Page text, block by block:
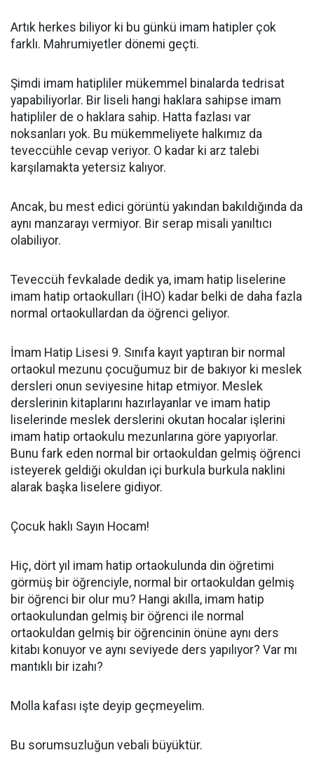
Artık herkes biliyor ki bu günkü imam hatipler çok
farklı. Mahrumiyetler dönemi geçti.
Şimdi imam hatipliler mükemmel binalarda tedrisat
yapabiliyorlar. Bir liseli hangi haklara sahipse imam
hatipliler de o haklara sahip. Hatta fazlası var
noksanları yok. Bu mükemmeliyete halkımız da
teveccühle cevap veriyor. O kadar ki arz talebi
karşılamakta yetersiz kalıyor.
Ancak, bu mest edici görüntü yakından bakıldığında da
aynı manzarayı vermiyor. Bir serap misali yanıltıcı
olabiliyor.
Teveccüh fevkalade dedik ya, imam hatip liselerine
imam hatip ortaokulları (İHO) kadar belki de daha fazla
normal ortaokullardan da öğrenci geliyor.
İmam Hatip Lisesi 9. Sınıfa kayıt yaptıran bir normal
ortaokul mezunu çocuğumuz bir de bakıyor ki meslek
dersleri onun seviyesine hitap etmiyor. Meslek
derslerinin kitaplarını hazırlayanlar ve imam hatip
liselerinde meslek derslerini okutan hocalar işlerini
imam hatip ortaokulu mezunlarına göre yapıyorlar.
Bunu fark eden normal bir ortaokuldan gelmiş öğrenci
isteyerek geldiği okuldan içi burkula burkula naklini
alarak başka liselere gidiyor.
Çocuk haklı Sayın Hocam!
Hiç, dört yıl imam hatip ortaokulunda din öğretimi
görmüş bir öğrenciyle, normal bir ortaokuldan gelmiş
bir öğrenci bir olur mu? Hangi akılla, imam hatip
ortaokulundan gelmiş bir öğrenci ile normal
ortaokuldan gelmiş bir öğrencinin önüne aynı ders
kitabı konuyor ve aynı seviyede ders yapılıyor? Var mı
mantıklı bir izahı?
Molla kafası işte deyip geçmeyelim.
Bu sorumsuzluğun vebali büyüktür.